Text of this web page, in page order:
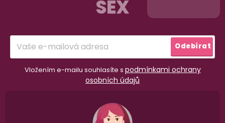
SEX
Vložením e-mailu souhlasíte s podmínkami ochrany
osobních údajů
Odebírat